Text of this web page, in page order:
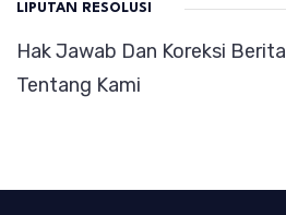
LIPUTAN RESOLUSI
Hak Jawab Dan Koreksi Berita
Tentang Kami